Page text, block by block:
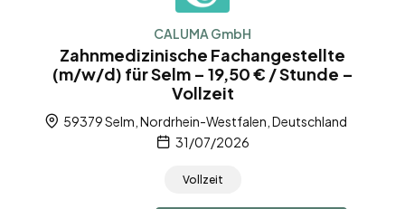
CALUMA GmbH
Zahnmedizinische Fachangestellte
(m/w/d) für Selm – 19,50 € / Stunde –
Vollzeit
59379 Selm, Nordrhein-Westfalen, Deutschland
31/07/2026
Vollzeit